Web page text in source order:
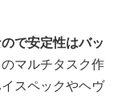
で安定性はバッ
マルチタスク作
スペックやヘヴ